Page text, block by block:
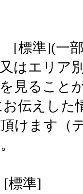
[標準](一
はエリア
見ること
伝えした
けます（
準]